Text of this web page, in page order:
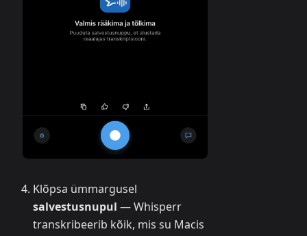
Klõpsa ümmargusel
salvestusnupul — Whisperr
transkribeerib kõik, mis su Macis